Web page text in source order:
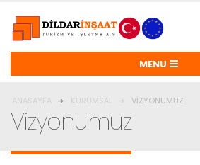
ANASAYFA KURUMSAL VIZYONUMUZ
Vizyonumuz